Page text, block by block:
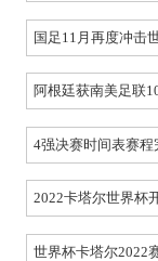
国足11月再度冲击
阿根廷获南美足联
4强决赛时间表赛程
2022卡塔尔世界杯
世界杯卡塔尔2022